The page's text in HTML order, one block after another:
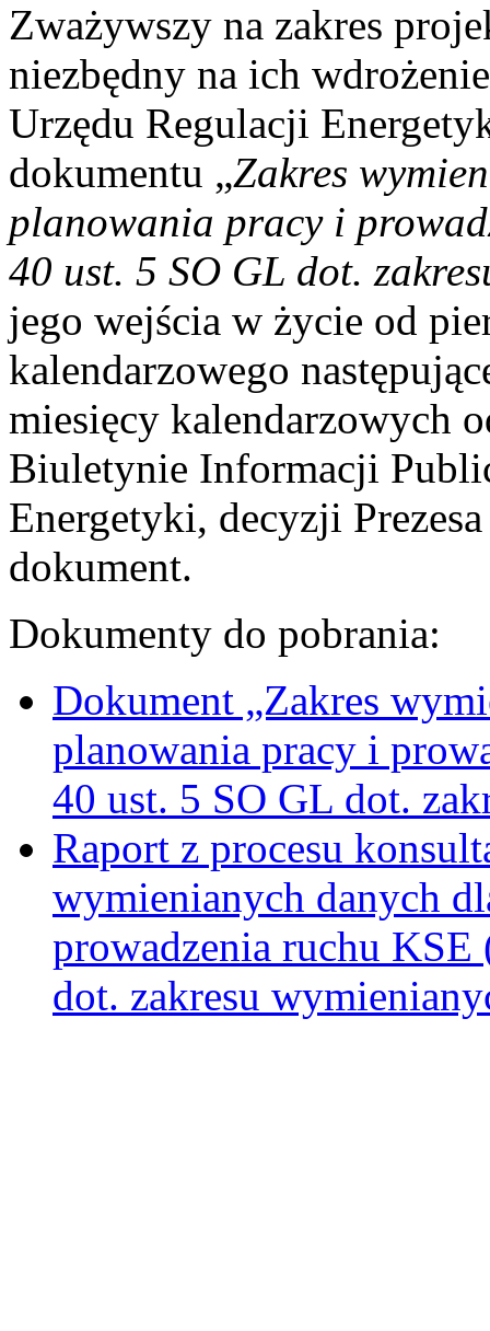
Zważywszy na zakres
niezbędny na ich
Urzędu Regulacji
dokumentu „Zakres
planowania pracy i
40 ust. 5 SO GL dot.
jego wejścia w życie od
kalendarzowego
miesięcy kalendarzowych
Biuletynie Informacji
Energetyki, decyzji
dokument.
Dokumenty do pobrania:
Dokument „Zakres
planowania pracy i
40 ust. 5 SO GL dot.
Raport z procesu
wymienianych danych
prowadzenia ruchu KSE
dot. zakresu